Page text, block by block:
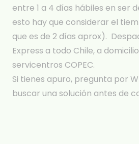
entre 1 a 4 días hábiles en ser
esto hay que considerar el
que es de 2 días aprox).
Express a todo Chile, a
servicentros COPEC.
Si tienes apuro, pregunta por
buscar una solución antes de